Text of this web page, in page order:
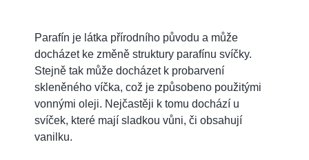
Parafín je látka přírodního původu a může
docházet ke změně struktury parafínu svíčky.
Stejně tak může docházet k probarvení
skleněného víčka, což je způsobeno použitými
vonnými oleji. Nejčastěji k tomu dochází u
svíček, které mají sladkou vůni, či obsahují
vanilku.